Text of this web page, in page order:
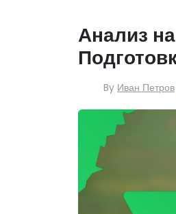
Анализ
By Иван Петров